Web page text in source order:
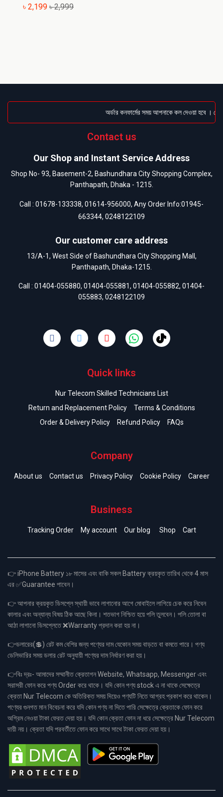
৳ 2,199 ৳ 2,999
অর্ডার কনফার্মের সময় আপনাকে কল দেওয়া হবে ।
Contact us
Our Shop and Instant Service Address
Shop No- 93, Basement-2, Bashundhara City Shopping Complex,
Panthapath, Dhaka - 1215.
Call : 01678-133338, 01614-956000, Any Order Info:01945-
663344, 0248122109
Our customer care address
13/A-1, West Side of Bashundhara City Shopping Mall,
Panthapath, Dhaka-1215.
Call : 01404-055880, 01404-055881, 01404-055882, 01404-
055883, 0248122109
Quick links
Nur Telecom Skilled Technicians List
Return and Replacement Policy
Terms & Conditions
Order & Delivery Policy
Refund Policy FAQs
Company
About us Contact us Privacy Policy Cookie Policy Career
Business
Tracking Order My account Our blog Shop Cart
👉 iPhone Battery ১৮ মাসের এবং বাকি সকল Battery ক্রয়কৃত তারিখ থেকে 4 মাস
এর ✅Guarantee পাবেন।
👉 আপনার ক্রয়কৃত ডিসপ্লে স্থায়ী ভাবে লাগানোর আগে মোবাইলে লাগিয়ে চেক করে নিবেন
কালার এবং অন্যান্য বিষয় ঠিক আছে কিনা। শতভাগ নিশ্চিত হয়ে পলি তুলবেন। পলি তোলা বা
আঠা লাগানো ডিসপ্লেতে ❌Warranty প্রদান করা হয় না।
👉ডলারের(💲) রেট কম বেশির জন্য পণ্যের দাম যেকোন সময় বাড়তে বা কমতে পারে। পণ্য
ডেলিভারির সময় ডলার রেট অনুযায়ী পণ্যের দাম নির্ধারণ করা হয়।
👉বিঃ দ্রঃ- আমাদের সম্মানীত ক্রেতাগন Website, Whatsapp, Messenger এবং
সরাসরী ফোন করে পণ্য Order করে থাকে। যদি কোন পণ্য stock এ না থাকে সেক্ষেত্রে
ক্রেতা Nur Telecom কে অতিরিক্ত সময় দিয়েও পণ্যটি নিতে আগ্রহ প্রকাশ করে থাকেন।
পণ্যের গুনগত মান বিবেচনা করে যদি কোন পণ্য না দিতে পারি সেক্ষেত্রে ক্রেতাকে ফোন করে
অগ্রিম নেওয়া টাকা ফেরত দেয়া হয়। যদি কোন ক্রেতা ফোন না ধরে সেক্ষেত্রে Nur Telecom
দায়ী নয়। ক্রেতা যদি পরবর্তীতে ফোন করে সাথে সাথে টাকা ফেরত দেয়া হয়।